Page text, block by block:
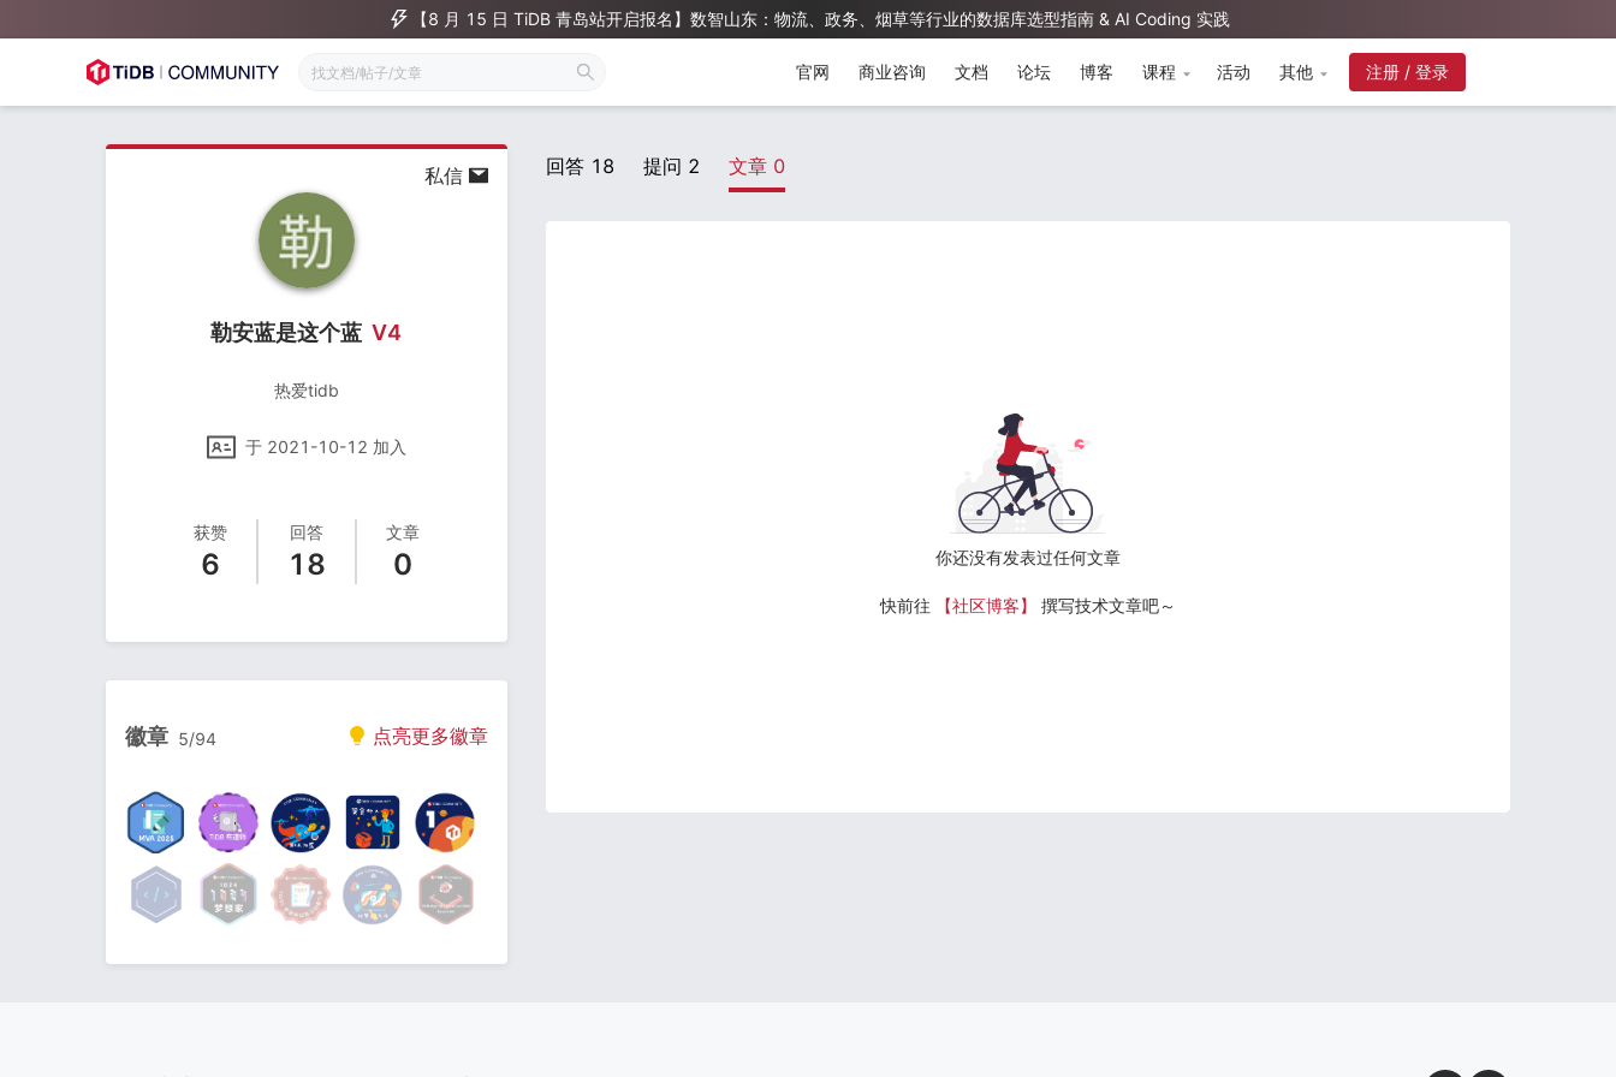
【8 月 15 日 TiDB 青岛站开启报名】数智山东：物流、政务、烟草等行业的数据库选型指南 & AI Coding 实践
官网 商业咨询 文档 论坛 博客 课程 活动 其他 注册 / 登录
私信
勒安蓝是这个蓝 V4
热爱tidb
于 2021-10-12 加入
获赞
6
回答
18
文章
0
徽章 5/94 点亮更多徽章
回答 18 提问 2 文章 0
你还没有发表过任何文章
快前往 【社区博客】 撰写技术文章吧～